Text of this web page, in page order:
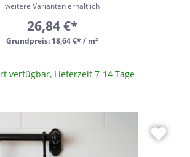
Grundpreis: 18,64 €* / m²
weitere Varianten erhältlich
26,84 €*
verfügbar, Lieferzeit 7-14 Tage